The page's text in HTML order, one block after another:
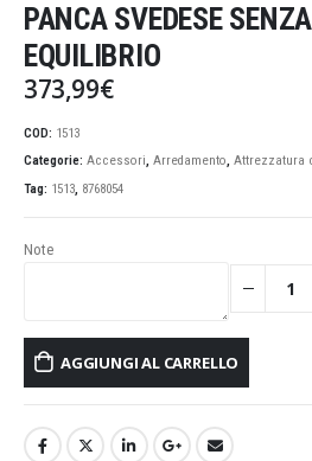
PANCA SVEDESE
EQUILIBRIO
373,99€
COD: 1513
Categorie: Accessori, Arredamento, Attrezzatura
Tag: 1513, 8768054
Note
AGGIUNGI AL CARRELLO